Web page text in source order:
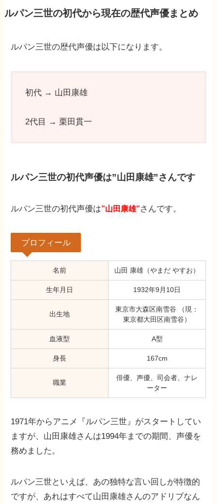
ルパン三世の初代から現在の歴代声優まとめ
ルパン三世の歴代声優は以下になります。
初代 → 山田康雄
2代目 → 栗田貫一
ルパン三世の初代声優は”山田康雄”さんです
ルパン三世の初代声優は”山田康雄”さんです。
プロフィール
名前 山田 康雄（やまだ やすお）
生年月日 1932年9月10日
出生地
東京市大森区南雪谷 （現：
東京都大田区南雪谷）
血液型 A型
身長 167cm
職業
俳優、声優、司会者、ナレ
ーター
1971年からアニメ『ルパン三世』がスタートしてい
ますが、山田康雄さんは1994年までの期間、声優を
務めました。
ルパン三世といえば、あの独特な言い回しが特徴的
ですが、あれはすべて山田康雄さんのアドリブなん